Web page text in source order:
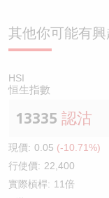
其他你可能有
HSI
恒生指數
13335 認沽
現價: 0.05 (-10.71%)
行使價: 22,400
實際槓桿: 11倍